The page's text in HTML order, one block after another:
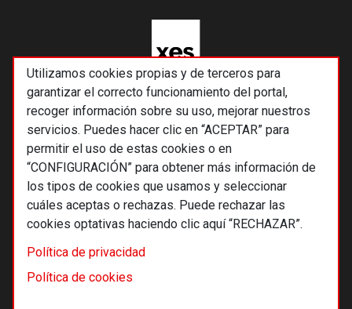
Utilizamos cookies propias y de terceros para
garantizar el correcto funcionamiento del portal,
recoger información sobre su uso, mejorar nuestros
servicios. Puedes hacer clic en “ACEPTAR” para
permitir el uso de estas cookies o en
“CONFIGURACIÓN” para obtener más información de
los tipos de cookies que usamos y seleccionar
cuáles aceptas o rechazas. Puede rechazar las
cookies optativas haciendo clic aquí “RECHAZAR”.
Política de privacidad
Política de cookies
© 2026 Alternativas económicas SCCL
Footer
Términos y condiciones de uso